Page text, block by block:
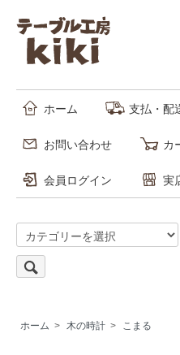
ホーム 支払・配
お問い合わせ カ
会員ログイン 実
ホーム > 木の時計 > こまる